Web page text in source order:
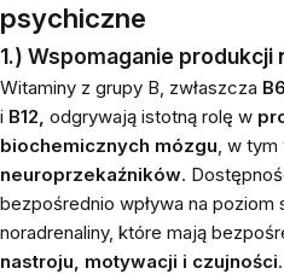
psychiczne
1.) Wspomaganie
Witaminy z grupy B, zwłaszcza
i B12, odgrywają istotną rolę w
biochemicznych mózgu, w tym
neuroprzekaźników.
bezpośrednio wpływa na poziom
noradrenaliny, które mają
nastroju, motywacji i czujności